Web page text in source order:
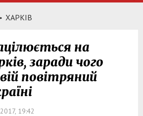
ХАРКIВ
на
заради чого
повітряний
19:42